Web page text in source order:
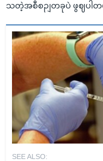
သတဲ့အစီစဉျတခုပဲ ဖွဈပါတ
SEE ALSO: